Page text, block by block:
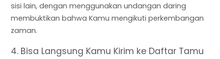
sisi lain, dengan menggunakan undangan daring
membuktikan bahwa Kamu mengikuti perkembangan
zaman.
4. Bisa Langsung Kamu Kirim ke Daftar Tamu